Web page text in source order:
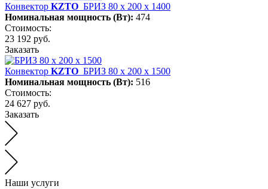
Конвектор KZTO БРИЗ 80 х 200 х 1400
Номинальная мощность (Вт): 474
Стоимость:
23 192 руб.
Заказать
Конвектор KZTO БРИЗ 80 х 200 х 1500
Номинальная мощность (Вт): 516
Стоимость:
24 627 руб.
Заказать
Наши услуги